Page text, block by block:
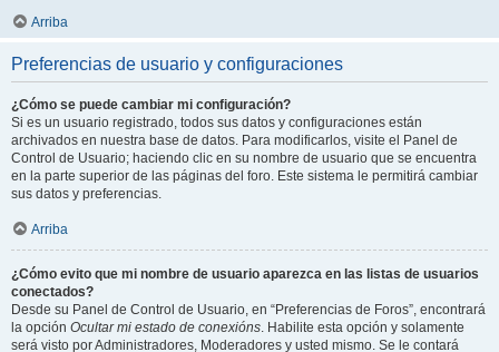
Arriba
Preferencias de usuario y configuraciones
¿Cómo se puede cambiar mi configuración?
Si es un usuario registrado, todos sus datos y configuraciones están
archivados en nuestra base de datos. Para modificarlos, visite el Panel de
Control de Usuario; haciendo clic en su nombre de usuario que se encuentra
en la parte superior de las páginas del foro. Este sistema le permitirá cambiar
sus datos y preferencias.
Arriba
¿Cómo evito que mi nombre de usuario aparezca en las listas de usuarios
conectados?
Desde su Panel de Control de Usuario, en “Preferencias de Foros”, encontrará
la opción Ocultar mi estado de conexións. Habilite esta opción y solamente
será visto por Administradores, Moderadores y usted mismo. Se le contará